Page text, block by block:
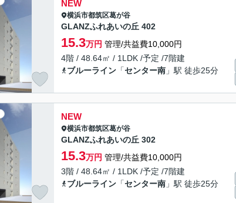
NEW
横浜市都筑区葛が谷
GLANZふれあいの丘 402
15.3万円 管理/共益費10,000円
4階 / 48.64㎡ / 1LDK /予定 /7階建
ブルーライン 「センター南 」駅 徒歩25分
NEW
横浜市都筑区葛が谷
GLANZふれあいの丘 302
15.3万円 管理/共益費10,000円
3階 / 48.64㎡ / 1LDK /予定 /7階建
ブルーライン 「センター南 」駅 徒歩25分